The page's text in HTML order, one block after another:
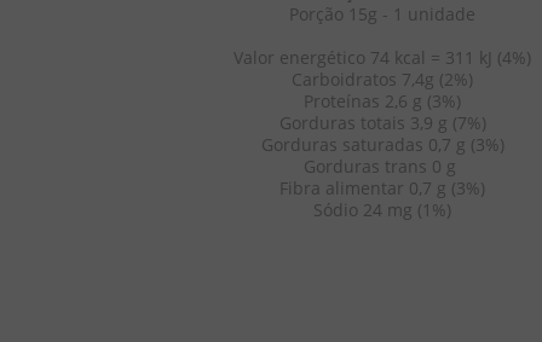
Porção 15g - 1 unidade
Valor energético 74 kcal = 311 kJ (4%)
Carboidratos 7,4g (2%)
Proteínas 2,6 g (3%)
Gorduras totais 3,9 g (7%)
Gorduras saturadas 0,7 g (3%)
Gorduras trans 0 g
Fibra alimentar 0,7 g (3%)
Sódio 24 mg (1%)